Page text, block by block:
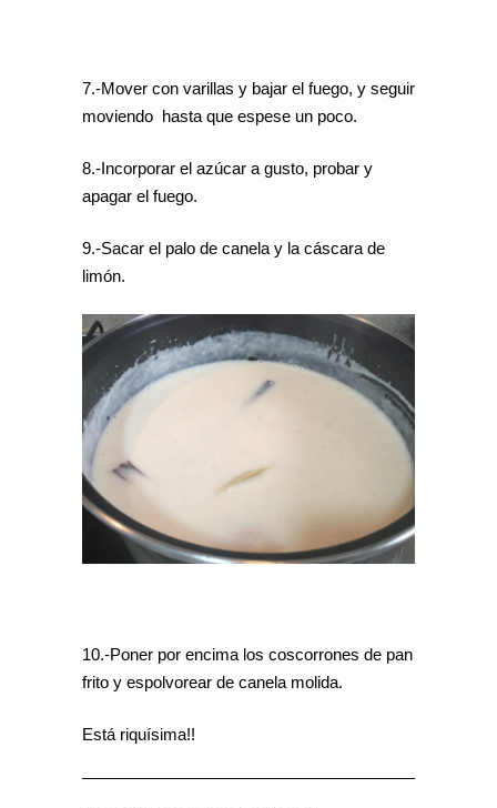
7.-Mover con varillas y bajar el fuego, y seguir
moviendo hasta que espese un poco.
8.-Incorporar el azúcar a gusto, probar y
apagar el fuego.
9.-Sacar el palo de canela y la cáscara de
limón.
10.-Poner por encima los coscorrones de pan
frito y espolvorear de canela molida.
Está riquísima!!